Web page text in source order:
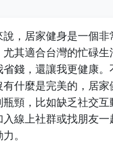
說，居家健身是一個非
尤其適合台灣的忙碌生
省錢，還讓我更健康
有什麼是完美的，居家
瓶頸，比如缺乏社交互
入線上社群或找朋友一
。